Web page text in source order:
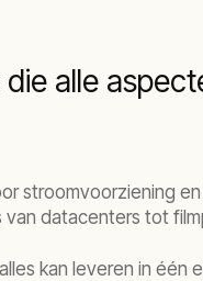
alle
stroomvoorziening
datacenters tot
kan leveren in één